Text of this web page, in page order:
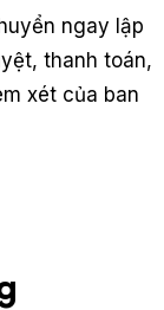
ngay lập
thanh toán,
xét của ban